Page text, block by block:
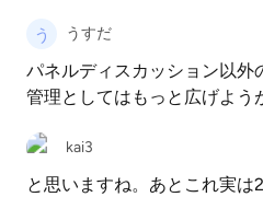
うすだ
パネルディスカッション以外
管理としてはもっと広げよう
kai3
と思いますね。あとこれ実は